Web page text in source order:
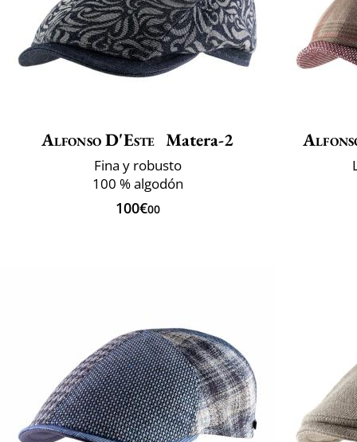
Alfonso D'Este Matera-2
Fina y robusto
100 % algodón
100€00